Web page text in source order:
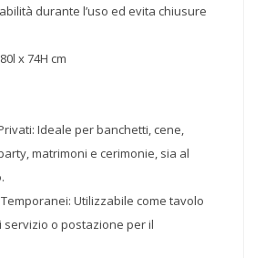
durante l’uso ed evita chiusure
x 74H cm
Ideale per banchetti, cene,
matrimoni e cerimonie, sia al
Utilizzabile come tavolo
servizio o postazione per il